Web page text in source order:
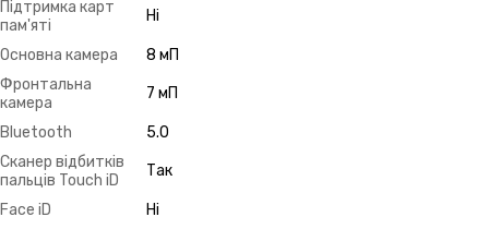
Підтримка карт
пам'яті
Ні
Основна камера
8 мП
Фронтальна
камера
7 мП
Bluetooth
5.0
Сканер відбитків
пальців Touch iD
Так
Face iD
Ні